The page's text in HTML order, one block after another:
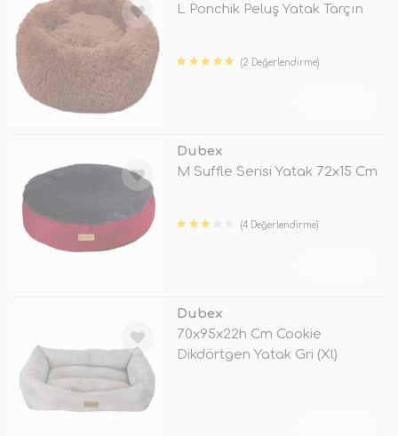
L Ponchik Peluş Yatak Tarçın
(2 Değerlendirme)
Dubex
M Suffle Serisi Yatak 72x15 Cm
(4 Değerlendirme)
Dubex
70x95x22h Cm Cookie
Dikdörtgen Yatak Gri (Xl)